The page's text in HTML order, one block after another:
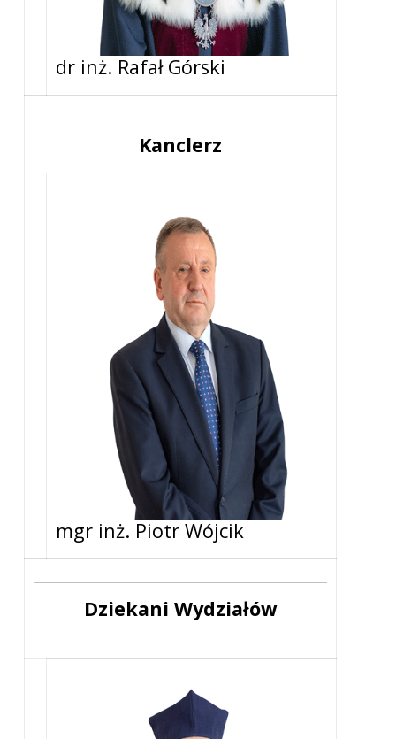
dr inż. Rafał Górski
Kanclerz
mgr inż. Piotr Wójcik
Dziekani Wydziałów